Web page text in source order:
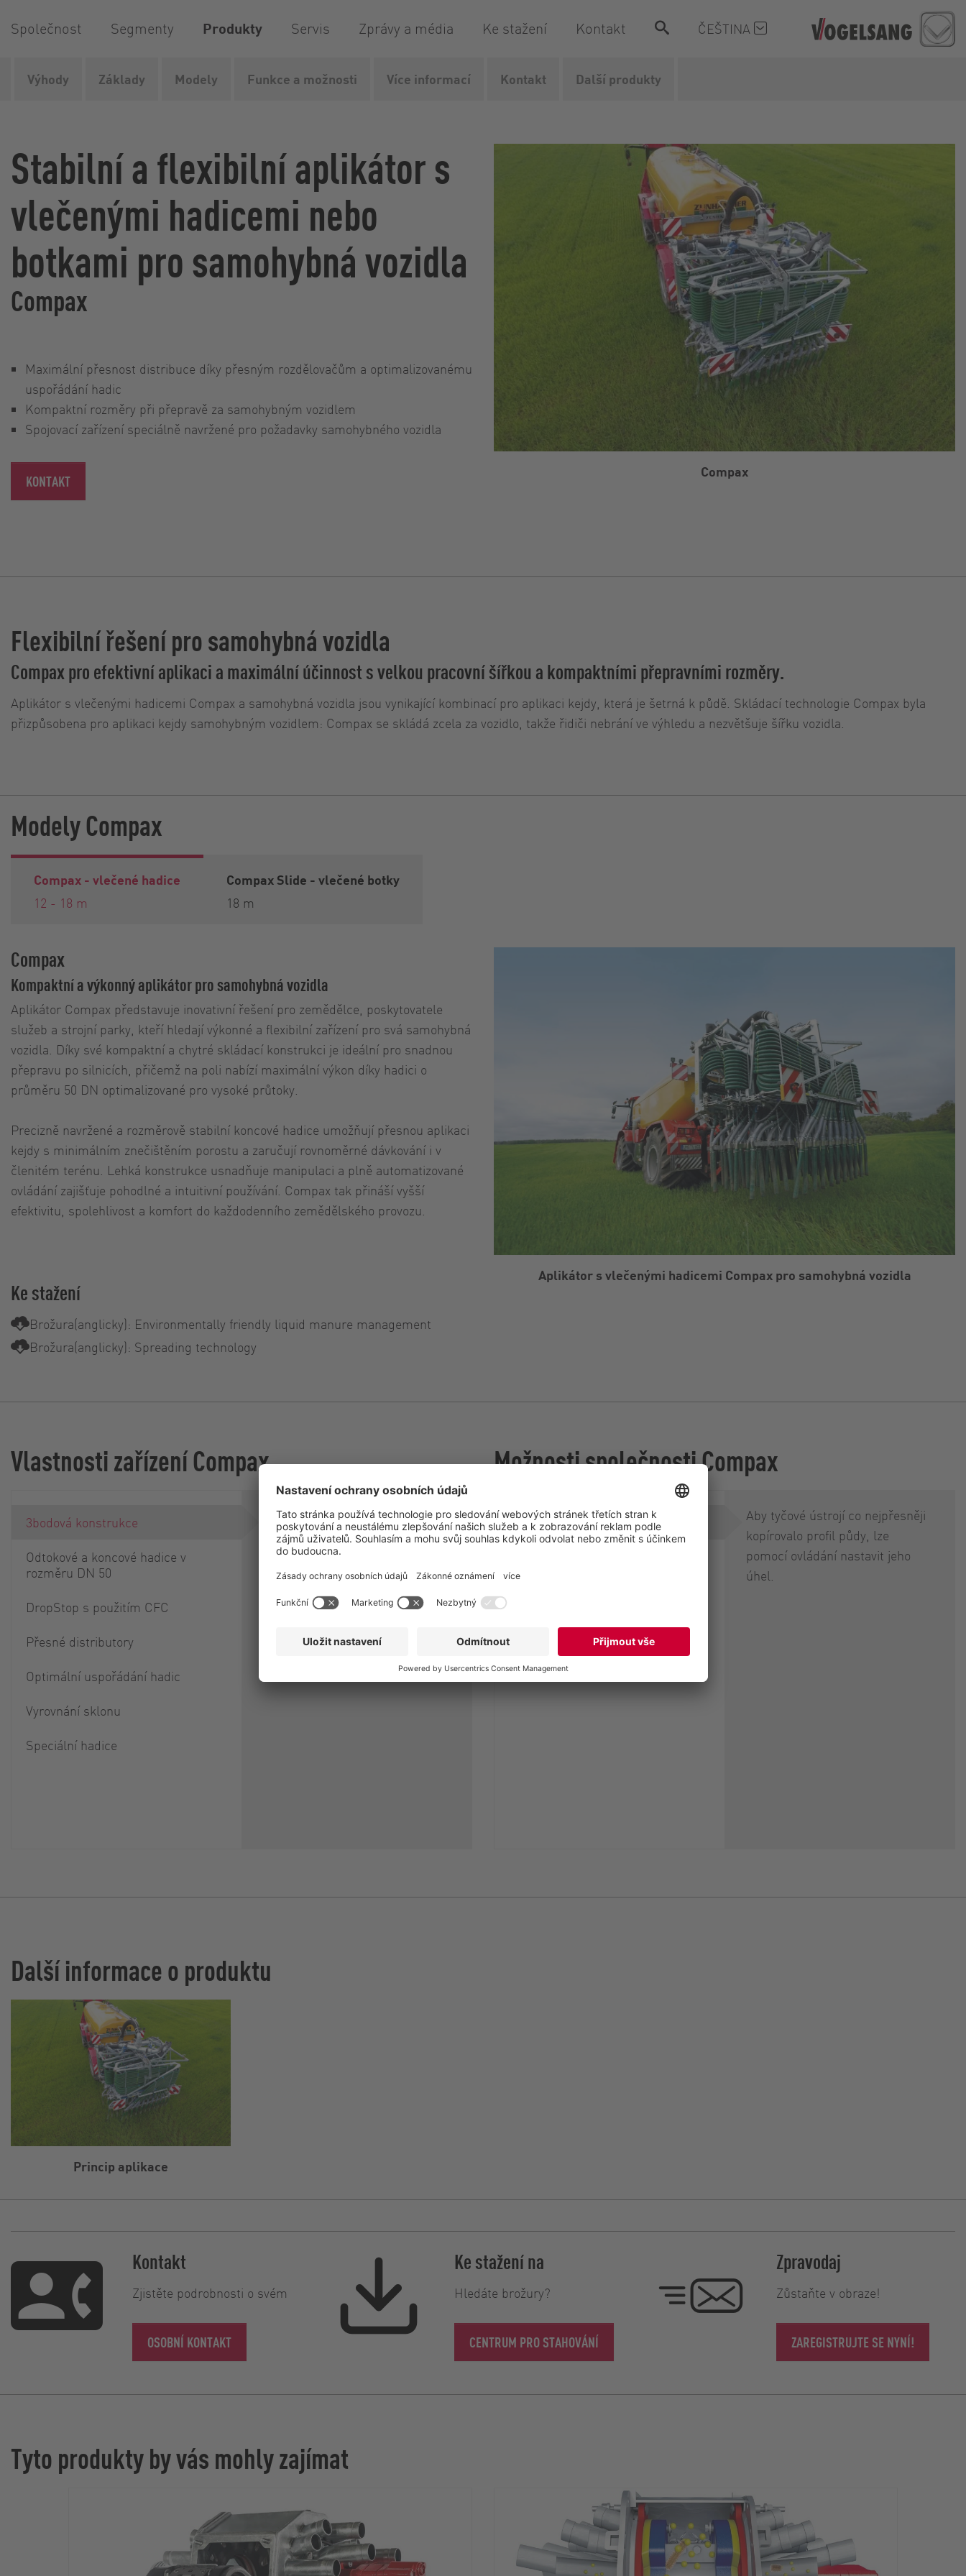
Společnost Segmenty Produkty Servis Zprávy a média Ke stažení Kontakt ČEŠTINA
Vogelsang Produkty Aplikační technologie Aplikační technika Compax
Compax
Stabilní a flexibilní aplikátor s
vlečenými hadicemi nebo
botkami pro samohybná vozidla
Compax
Maximální přesnost distribuce díky přesným rozdělovačům a optimalizovanému
uspořádání hadic
Kompaktní rozměry při přepravě za samohybným vozidlem
Spojovací zařízení speciálně navržené pro požadavky samohybného vozidla
KONTAKT
Výhody Základy Modely Funkce a možnosti Více informací Kontakt Další produkty
Flexibilní řešení pro samohybná vozidla
Compax pro efektivní aplikaci a maximální účinnost s velkou pracovní šířkou a kompaktními přepravními rozměry.
Aplikátor s vlečenými hadicemi Compax a samohybná vozidla jsou vynikající kombinací pro aplikaci kejdy, která je šetrná k půdě. Skládací technologie Compax byla
přizpůsobena pro aplikaci kejdy samohybným vozidlem: Compax se skládá zcela za vozidlo, takže řidiči nebrání ve výhledu a nezvětšuje šířku vozidla.
Modely Compax
Compax - vlečené hadice
12 - 18 m
Compax Slide - vlečené botky
18 m
Compax
Kompaktní a výkonný aplikátor pro samohybná vozidla
Aplikátor Compax představuje inovativní řešení pro zemědělce, poskytovatele
služeb a strojní parky, kteří hledají výkonné a flexibilní zařízení pro svá samohybná
vozidla. Díky své kompaktní a chytré skládací konstrukci je ideální pro snadnou
přepravu po silnicích, přičemž na poli nabízí maximální výkon díky hadici o
průměru 50 DN optimalizované pro vysoké průtoky.
Precizně navržené a rozměrově stabilní koncové hadice umožňují přesnou aplikaci
kejdy s minimálním znečištěním porostu a zaručují rovnoměrné dávkování i v
členitém terénu. Lehká konstrukce usnadňuje manipulaci a plně automatizované
ovládání zajišťuje pohodlné a intuitivní používání. Compax tak přináší vyšší
efektivitu, spolehlivost a komfort do každodenního zemědělského provozu.
Ke stažení
Brožura(anglicky): Environmentally friendly liquid manure management
Brožura(anglicky): Spreading technology
Aplikátor s vlečenými hadicemi Compax pro samohybná vozidla
Vlastnosti zařízení Compax
3bodová konstrukce
Odtokové a koncové hadice v
rozměru DN 50
DropStop s použitím CFC
Přesné distributory
Optimální uspořádání hadic
Vyrovnání sklonu
Speciální hadice
Jednotka je určena k montáži na
3bodový hydraulický systém.
Možnosti společnosti Compax
Aktivní vyrovnávání svahu
Aby tyčové ústrojí co nejpřesněji
kopírovalo profil půdy, lze
pomocí ovládání nastavit jeho
úhel.
Další informace o produktu
Princip aplikace
Kontakt
Zjistěte podrobnosti o svém
OSOBNÍ KONTAKT
Ke stažení na
Hledáte brožury?
CENTRUM PRO STAHOVÁNÍ
Zpravodaj
Zůstaňte v obraze!
ZAREGISTRUJTE SE NYNÍ!
Tyto produkty by vás mohly zajímat